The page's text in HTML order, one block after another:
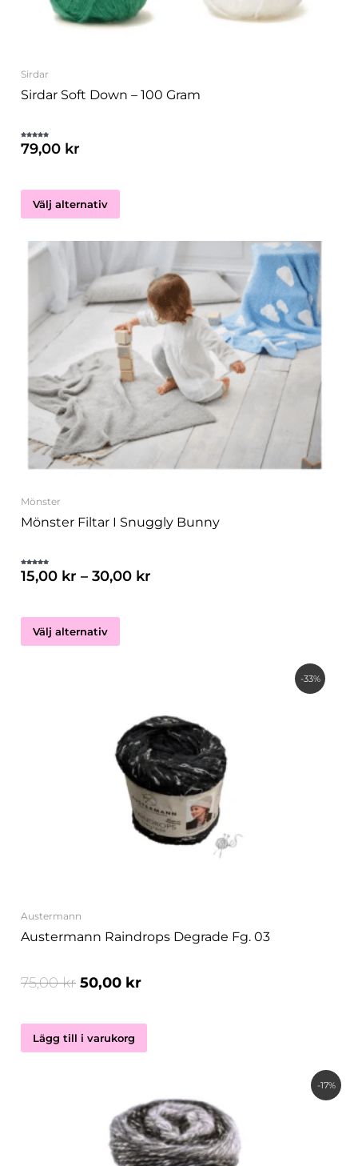
Sirdar
Sirdar Soft Down – 100 Gram
Betygsatt
5.00
av 5
79,00 kr
Välj alternativ
väljas
på
Mönster
Mönster Filtar I Snuggly Bunny
5.00
av 5
15,00 kr – 30,00 kr
Välj alternativ
här
produkten
har
flera
varianter.
De
olika
alternativen
väljas
på
produktsidan
-33%
Austermann
Austermann Raindrops Degrade Fg. 03
75,00kr
75,00 kr.
50,00 kr
priset
är:
50,00 kr.
Lägg till i varukorg
-17%
ursprungliga
priset
var:
179,00 kr.
nuvarande
priset
är:
149,00 kr.